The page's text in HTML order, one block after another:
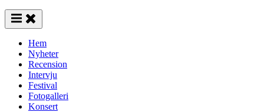
Hem
Nyheter
Recension
Intervju
Festival
Fotogalleri
Konsert